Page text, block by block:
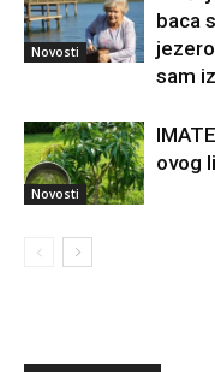
Novosti
baca
sam
Novosti
ovog